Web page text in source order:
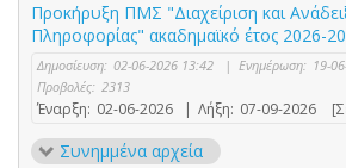
Προκήρυξη ΠΜΣ "Διαχείριση και
Πληροφορίας" ακαδημαϊκό έτος 2026-
Δημοσίευση: 02-06-2026 13:42 | Ενημέρωση: 19-
Προβολές: 2313
Έναρξη: 02-06-2026 | Λήξη: 07-09-2026
Συνημμένα αρχεία